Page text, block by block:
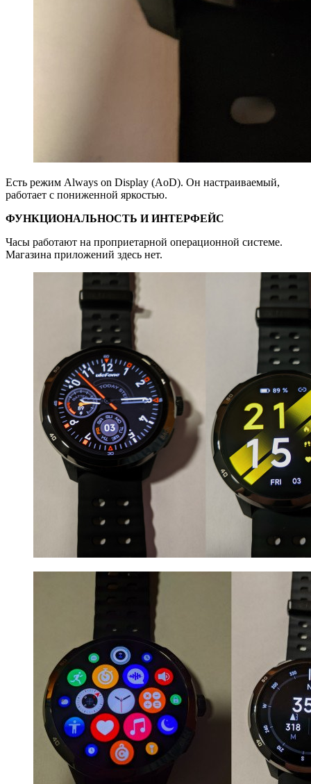
Есть режим Always on Display (AoD). Он настраиваемый,
работает с пониженной яркостью.
ФУНКЦИОНАЛЬНОСТЬ И ИНТЕРФЕЙС
Часы работают на проприетарной операционной системе.
Магазина приложений здесь нет.